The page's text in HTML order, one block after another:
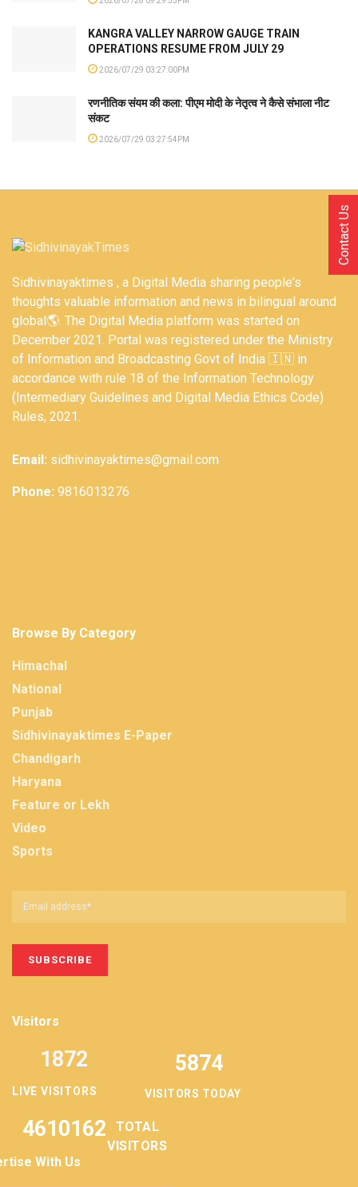
KANGRA VALLEY NARROW GAUGE TRAIN
OPERATIONS RESUME FROM JULY 29
2026/07/29 03:27:00PM
रणनीतिक संयम की कला: पीएम मोदी के नेतृत्व ने कैसे संभाला नीट
संकट
2026/07/29 03:27:54PM
Sidhivinayaktimes , a Digital Media sharing people's
thoughts valuable information and news in bilingual around
global🌎. The Digital Media platform was started on
December 2021. Portal was registered under the Ministry
of Information and Broadcasting Govt of India 🇮🇳 in
accordance with rule 18 of the Information Technology
(Intermediary Guidelines and Digital Media Ethics Code)
Rules, 2021.
Email: sidhivinayaktimes@gmail.com
Phone: 9816013276
Browse By Category
Himachal
National
Punjab
Sidhivinayaktimes E-Paper
Chandigarh
Haryana
Feature or Lekh
Video
Sports
Visitors
LIVE VISITORS
1872 5874
VISITORS TODAY
4610162
TOTAL
VISITORS
With Us
Contact Us